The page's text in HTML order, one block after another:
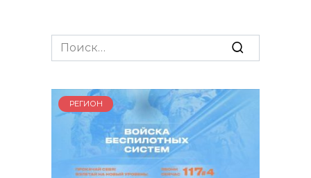
Search
for:
РЕГИОН